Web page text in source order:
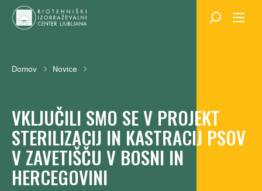
Skok
na
Breadcrumb
Domov Novice
VKLJUČILI SMO SE V PROJEKT
STERILIZACIJ IN KASTRACIJ PSOV
V ZAVETIŠČU V BOSNI IN
HERCEGOVINI